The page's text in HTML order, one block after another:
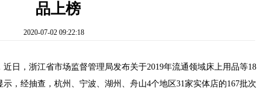
品上榜
2020-07-02 09:22:18
日，浙江省市场监督管理局发布关于2019年流通领域床上用品等18
，经抽查，杭州、宁波、湖州、舟山4个地区31家实体店的167批次